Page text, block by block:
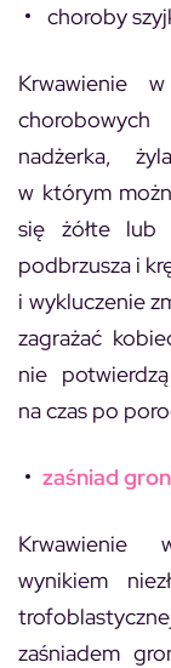
choroby
Krwawienie
nadżerka,
w którym
się żółte lub
podbrzusza i
i wykluczenie
zagrażać
nie
na czas po
zaśniad
wynikiem
zaśniadem